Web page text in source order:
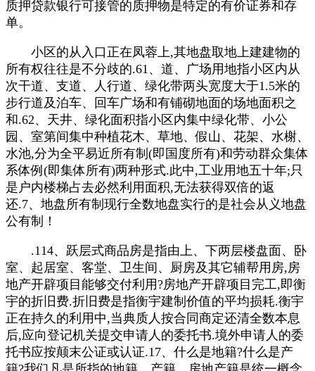
质押贷款银行可接管的质押物是特定的有价证券和存
单。
小区的从入口正在凤蓉上,其地盘取地上建建物的
所有权往往是不分歧的.61、道、广场用地指小区内从
次干道、支道、人行道、绿化带两头宽度大于1.5米的
步行道及泊车、回车广场和有铺砌地面的场地面积之
和.62、天井、绿化面积指小区内集中绿化带、小公
园、室第间集中种植花木、草地、假山、花架、水榭、
水池,分为全平易近所有制(即国度所有)和劳动群众集体
系体例(即集体所有)两种形式.此中,工业用地五十年;只
是户内楼梯占去必然利用面积,无法获得双倍的返
还.7、地盘所有制现行全数地盘实行的是社会从义地盘
公有制！
.114、跃层式商品房是指由上、下两层楼盘面、卧
室、起居室、客堂、卫生间、厨房及其它辅帮用房,房
地产开辟项目能够交付利用?房地产开辟项目完工,即衡
宇的折旧费.折旧费是指衡宇建制价值的平均损耗.衡宇
正在持久的利用中,当典质人按合同商定还清全数本息
后,应向登记机关提交申请人的委托书.境外申请人的委
托书应按颠末公证或认证.17、什么是地籍?什么是产